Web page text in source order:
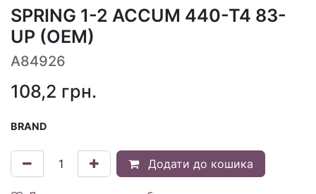
SPRING 1-2 ACCUM 440-T4 83-
UP (OEM)
A84926
108,2 грн.
BRAND
Додати до кошика